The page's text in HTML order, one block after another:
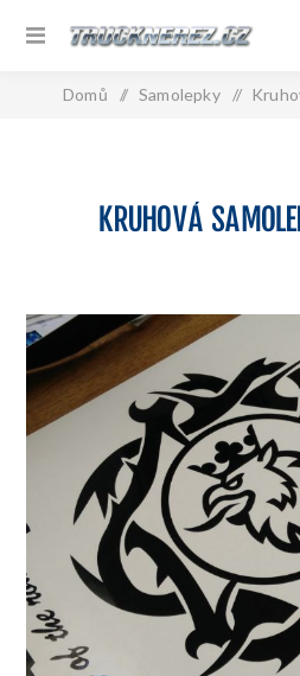
Domů / Samolepky /
KRUHOVÁ